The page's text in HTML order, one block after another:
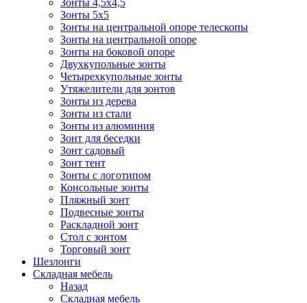
Зонты 4,5х4,5
Зонты 5х5
Зонты на центральной опоре телескопы
Зонты на центральной опоре
Зонты на боковой опоре
Двухкупольные зонты
Четырехкупольные зонты
Утяжелители для зонтов
Зонты из дерева
Зонты из стали
Зонты из алюминия
Зонт для беседки
Зонт садовый
Зонт тент
Зонты с логотипом
Консольные зонты
Пляжный зонт
Подвесные зонты
Раскладной зонт
Стол с зонтом
Торговый зонт
Шезлонги
Складная мебель
Назад
Складная мебель